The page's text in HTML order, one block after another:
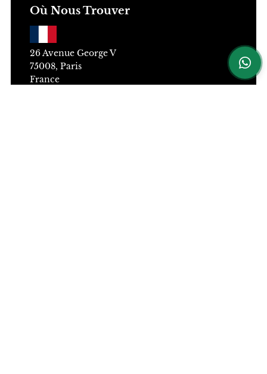
Où Nous Trouver
26 Avenue George V
75008, Paris
France